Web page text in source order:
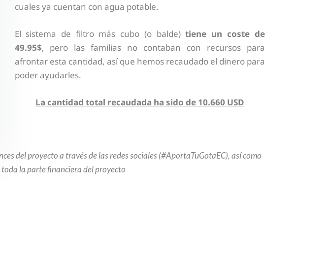
cuales ya cuentan con agua potable.
El sistema de filtro más cubo (o balde)tiene un coste de
49.95$, pero las familias no contaban con recursos para
afrontar esta cantidad, así que hemos recaudado el dinero para
poder ayudarles.
La cantidad total recaudada ha sido de 10.660 USD
del proyecto a través de las redes sociales (#AportaTuGotaEC), así como
la parte financiera del proyecto